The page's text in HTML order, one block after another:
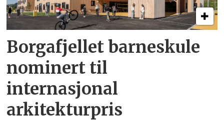
Borgafjellet barneskule
nominert til
internasjonal
arkitekturpris